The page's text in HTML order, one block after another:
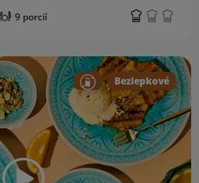
9 porcií
Bezlepkové